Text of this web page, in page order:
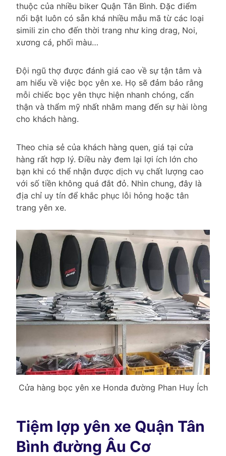
thuộc của nhiều biker Quận Tân Bình. Đặc điểm
nổi bật luôn có sẵn khá nhiều mẫu mã từ các loại
simili zin cho đến thời trang như king drag, Noi,
xương cá, phối màu…
Đội ngũ thợ được đánh giá cao về sự tận tâm và
am hiểu về việc bọc yên xe. Họ sẽ đảm bảo rằng
mỗi chiếc bọc yên thực hiện nhanh chóng, cẩn
thận và thẩm mỹ nhất nhằm mang đến sự hài lòng
cho khách hàng.
Theo chia sẻ của khách hàng quen, giá tại cửa
hàng rất hợp lý. Điều này đem lại lợi ích lớn cho
bạn khi có thể nhận được dịch vụ chất lượng cao
với số tiền không quá đắt đỏ. Nhìn chung, đây là
địa chỉ uy tín để khắc phục lỗi hỏng hoặc tân
trang yên xe.
Cửa hàng bọc yên xe Honda đường Phan Huy Ích
Tiệm lợp yên xe Quận Tân
Bình đường Âu Cơ